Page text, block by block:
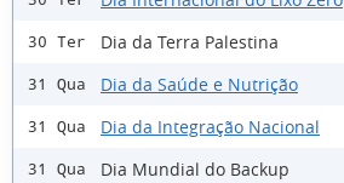
30 Ter Dia da Terra Palestina
31 Qua Dia da Saúde e Nutrição
31 Qua Dia da Integração Nacional
31 Qua Dia Mundial do Backup